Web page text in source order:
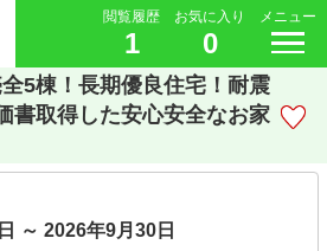
閲覧履歴
1
お気に入り
0
メニュー
5棟！長期優良住宅！耐震
書取得した安心安全なお家
～ 2026年9月30日